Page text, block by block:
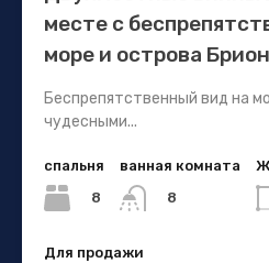
месте с
море и острова
Беспрепятственный вид на
чудесными...
спальня
8
ванная комната
8
Для продажи